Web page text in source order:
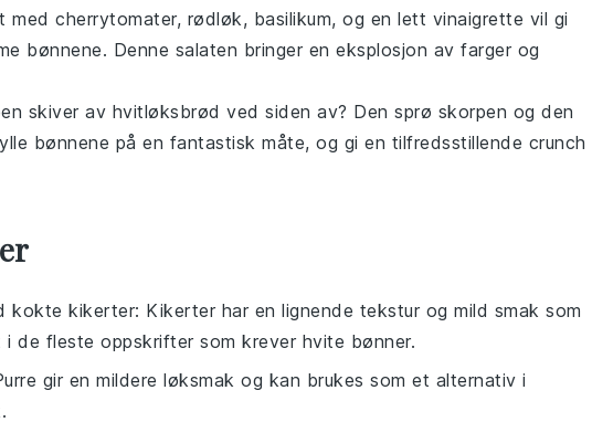
med cherrytomater, rødløk, basilikum, og en lett vinaigrette vil gi
bønnene. Denne salaten bringer en eksplosjon av farger og
skiver av hvitløksbrød ved siden av? Den sprø skorpen og den
bønnene på en fantastisk måte, og gi en tilfredsstillende crunch
kokte kikerter: Kikerter har en lignende tekstur og mild smak som
de fleste oppskrifter som krever hvite bønner.
gir en mildere løksmak og kan brukes som et alternativ i